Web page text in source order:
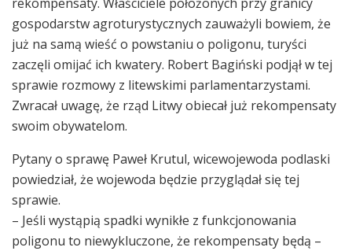
gospodarstw agroturystycznych zauważyli bowiem, że
już na samą wieść o powstaniu o poligonu, turyści
zaczęli omijać ich kwatery. Robert Bagiński podjął w tej
sprawie rozmowy z litewskimi parlamentarzystami.
Zwracał uwagę, że rząd Litwy obiecał już rekompensaty
swoim obywatelom.
Pytany o sprawę Paweł Krutul, wicewojewoda podlaski
powiedział, że wojewoda będzie przyglądał się tej
sprawie.
– Jeśli wystąpią spadki wynikłe z funkcjonowania
poligonu to niewykluczone, że rekompensaty będą –